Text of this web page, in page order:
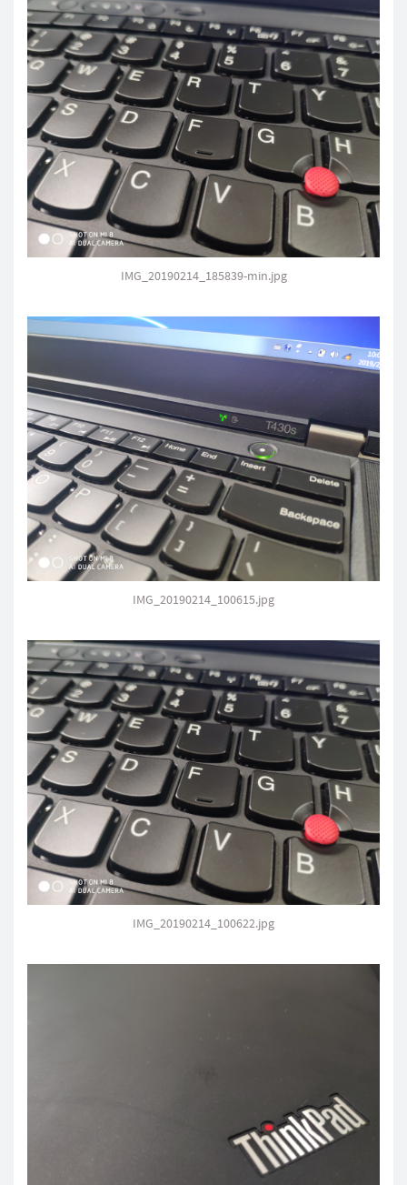
IMG_20190214_185839-min.jpg
IMG_20190214_100615.jpg
IMG_20190214_100622.jpg